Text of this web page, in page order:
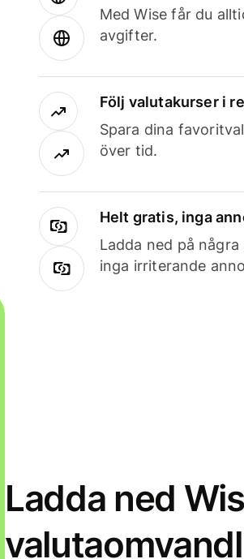
Med Wise får du
avgifter.
Följ valutakurser i
Spara dina
över tid.
Helt gratis, inga
Ladda ned på
inga irriterande
Ladda ned